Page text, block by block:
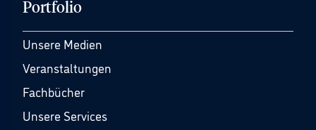
Portfolio
Unsere Medien
Veranstaltungen
Fachbücher
Unsere Services